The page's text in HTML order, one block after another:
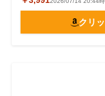
クリ